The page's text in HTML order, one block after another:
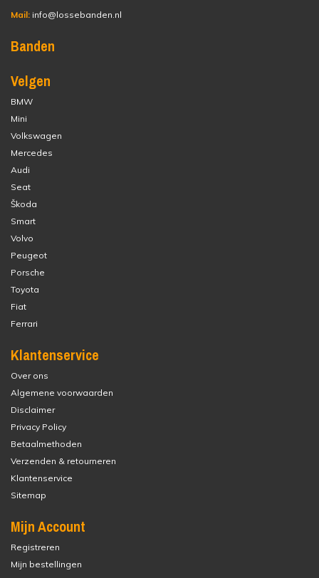
Mail: info@lossebanden.nl
Banden
Velgen
BMW
Mini
Volkswagen
Mercedes
Audi
Seat
Škoda
Smart
Volvo
Peugeot
Porsche
Toyota
Fiat
Ferrari
Klantenservice
Over ons
Algemene voorwaarden
Disclaimer
Privacy Policy
Betaalmethoden
Verzenden & retourneren
Klantenservice
Sitemap
Mijn Account
Registreren
Mijn bestellingen